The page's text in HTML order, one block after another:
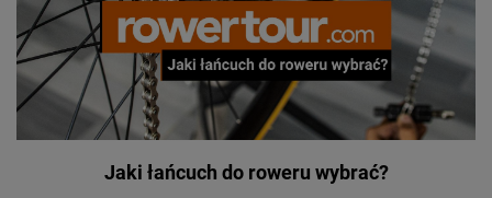
Jaki łańcuch do roweru wybrać?